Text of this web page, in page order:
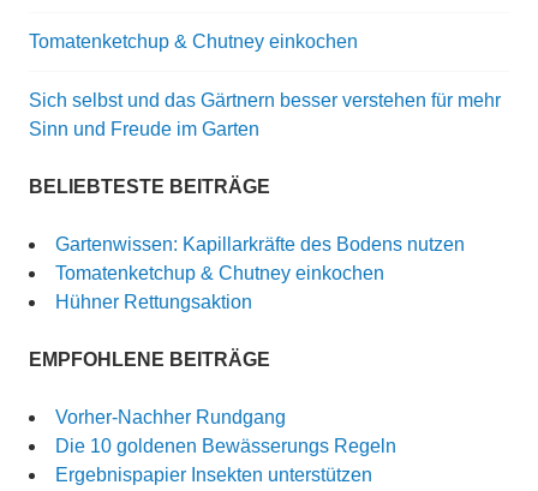
Tomatenketchup & Chutney einkochen
Sich selbst und das Gärtnern besser verstehen für mehr
Sinn und Freude im Garten
BELIEBTESTE BEITRÄGE
Gartenwissen: Kapillarkräfte des Bodens nutzen
Tomatenketchup & Chutney einkochen
Hühner Rettungsaktion
EMPFOHLENE BEITRÄGE
Vorher-Nachher Rundgang
Die 10 goldenen Bewässerungs Regeln
Ergebnispapier Insekten unterstützen